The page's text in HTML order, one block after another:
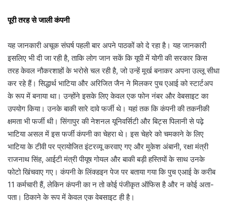
पूरी तरह से जाली कंपनी
यह जानकारी अचूक संघर्ष पहली बार अपने पाठकों को दे रहा है। यह जानकारी
इसलिए भी दी जा रही है, ताकि लोग जान सकें कि यूपी में योगी की सरकार किस
तरह केवल नौकरशाहों के भरोसे चल रही है, जो उन्हें मूर्ख बनाकर अपना उल्लू सीधा
कर रहे हैं। सिद्धार्थ भाटिया और अरिजित जैन ने मिलकर पुच एआई को स्टार्टअप
के रूप में बनाया था। उन्होंने इसके लिए केवल एक फोन नंबर और वेबसाइट का
उपयोग किया। उनके बाकी सारे दावे फर्जी थे। यहां तक कि कंपनी की तकनीकी
क्षमता भी फर्जी थी। सिंगापुर की नेशनल यूनिवर्सिटी और बिट्स पिलानी से पढ़े
भाटिया असल में इस फर्जी कंपनी का चेहरा थे। इस चेहरे को चमकाने के लिए
भाटिया के टीवी पर प्रायोजित इंटरव्यू करवाए गए और मुकेश अंबानी, रक्षा मंत्री
राजनाथ सिंह, आईटी मंत्री पीयूष गोयल और बाकी बड़ी हस्तियों के साथ उनके
फोटो खिंचवाए गए। कंपनी के लिंक्डइन पेज पर बताया गया कि पुच एआई के करीब
11 कर्मचारी हैं, लेकिन कंपनी का न तो कोई पंजीकृत ऑफिस है और न कोई अता-
पता। ठिकाने के रूप में केवल एक वेबसाइट ही है।